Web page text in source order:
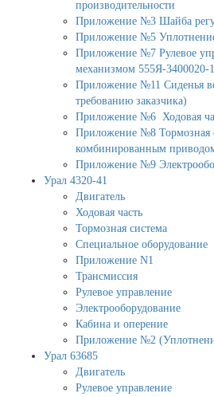
производительности
Приложение №3 Шайба
Приложение №5
Приложение №7 Рулевое
механизмом 555Я-3400020-
Приложение №11 Сиденья
требованию заказчика)
Приложение №6 Ходовая
Приложение №8 Тормозная
комбинированным
Приложение №9
Урал 4320-41
Двигатель
Ходовая часть
Тормозная система
Специальное оборудование
Приложение N1
Трансмиссия
Рулевое управление
Электрооборудование
Кабина и оперение
Приложение №2
Урал 63685
Двигатель
Рулевое управление